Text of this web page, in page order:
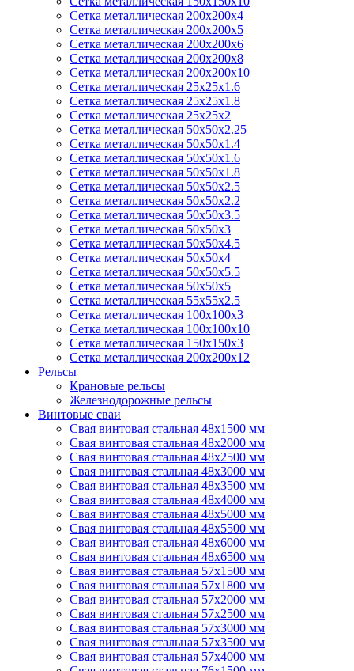
Сетка металлическая 200х200х4
Сетка металлическая 200х200х5
Сетка металлическая 200х200x6
Сетка металлическая 200х200х8
Сетка металлическая 200х200х10
Сетка металлическая 25х25х1.6
Сетка металлическая 25х25х1.8
Сетка металлическая 25х25х2
Сетка металлическая 50х50х2.25
Сетка металлическая 50х50х1.4
Сетка металлическая 50х50х1.6
Сетка металлическая 50х50х1.8
Сетка металлическая 50х50х2.5
Сетка металлическая 50х50х2.2
Сетка металлическая 50х50х3.5
Сетка металлическая 50х50х3
Сетка металлическая 50х50х4.5
Сетка металлическая 50х50х4
Сетка металлическая 50х50х5.5
Сетка металлическая 50х50х5
Сетка металлическая 55х55х2.5
Сетка металлическая 100х100х3
Сетка металлическая 100х100х10
Сетка металлическая 150х150х3
Сетка металлическая 200х200х12
Рельсы
Крановые рельсы
Железнодорожные рельсы
Винтовые сваи
Свая винтовая стальная 48х1500 мм
Свая винтовая стальная 48х2000 мм
Свая винтовая стальная 48х2500 мм
Свая винтовая стальная 48х3000 мм
Свая винтовая стальная 48х3500 мм
Свая винтовая стальная 48х4000 мм
Свая винтовая стальная 48х5000 мм
Свая винтовая стальная 48х5500 мм
Свая винтовая стальная 48х6000 мм
Свая винтовая стальная 48х6500 мм
Свая винтовая стальная 57х1500 мм
Свая винтовая стальная 57х1800 мм
Свая винтовая стальная 57х2000 мм
Свая винтовая стальная 57х2500 мм
Свая винтовая стальная 57х3000 мм
Свая винтовая стальная 57х3500 мм
Свая винтовая стальная 57х4000 мм